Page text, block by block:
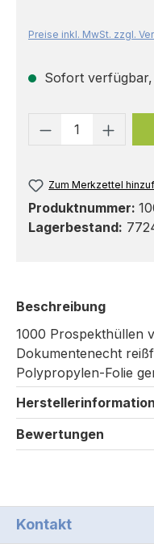
Preise inkl. MwSt. zzgl.
Sofort
Produkt
Zum Merkzettel
Produktnummer:
Lagerbestand:
Beschreibung
1000 Prospekthüllen
Dokumentenecht
Polypropylen-Folie
Bewertungen
Kontakt